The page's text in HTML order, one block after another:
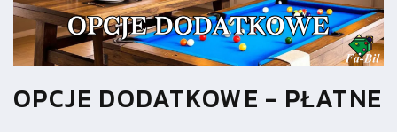
OPCJE DODATKOWE - PŁATNE